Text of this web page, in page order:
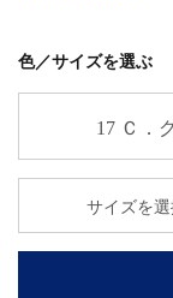
色／サイズを選ぶ